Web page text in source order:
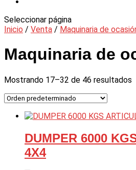
Seleccionar página
Inicio / Venta / Maquinaria de
Maquinaria de
Mostrando 17–32 de 46 resultados
DUMPER 6000
4X4